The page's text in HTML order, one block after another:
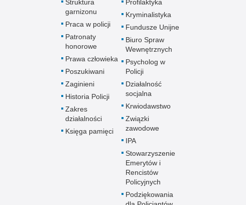
Struktura
garnizonu
Praca w policji
Patronaty
honorowe
Prawa człowieka
Poszukiwani
Zaginieni
Historia Policji
Zakres
działalności
Księga pamięci
Profilaktyka
Kryminalistyka
Fundusze Unijne
Biuro Spraw
Wewnętrznych
Psycholog w
Policji
Działalność
socjalna
Krwiodawstwo
Związki
zawodowe
IPA
Stowarzyszenie
Emerytów i
Rencistów
Policyjnych
Podziękowania